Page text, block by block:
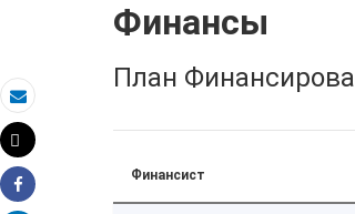
Электронная почта
Распечатать
Tweet
Share
Финансы
План
Финансист